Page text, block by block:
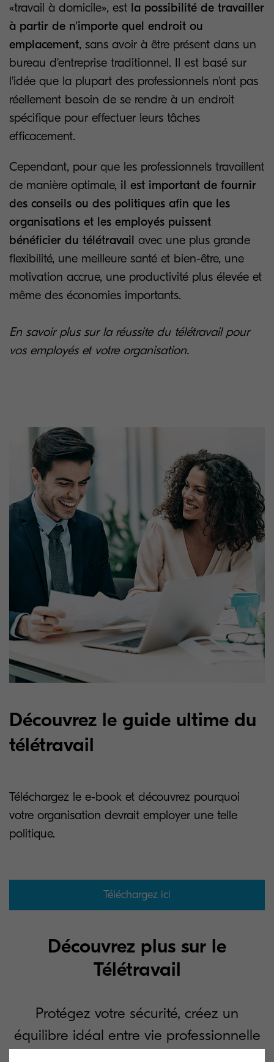
«travail à domicile», est la possibilité de travailler
à partir de n'importe quel endroit ou
emplacement, sans avoir à être présent dans un
bureau d'entreprise traditionnel. Il est basé sur
l'idée que la plupart des professionnels n'ont pas
réellement besoin de se rendre à un endroit
spécifique pour effectuer leurs tâches
efficacement.
Cependant, pour que les professionnels travaillent
de manière optimale, il est important de fournir
des conseils ou des politiques afin que les
organisations et les employés puissent
bénéficier du télétravail avec une plus grande
flexibilité, une meilleure santé et bien-être, une
motivation accrue, une productivité plus élevée et
même des économies importants.
En savoir plus sur la réussite du télétravail pour
vos employés et votre organisation.
Découvrez le guide ultime du
télétravail
Téléchargez le e-book et découvrez pourquoi
votre organisation devrait employer une telle
politique.
Téléchargez ici
Découvrez plus sur le
Télétravail
Protégez votre sécurité, créez un
équilibre idéal entre vie professionnelle